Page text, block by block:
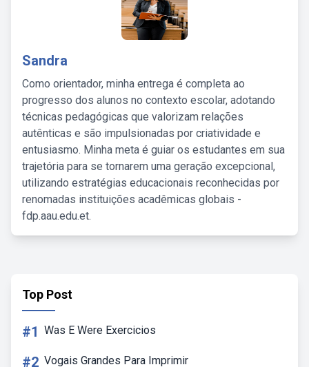
Sandra
Como orientador, minha entrega é completa ao
progresso dos alunos no contexto escolar, adotando
técnicas pedagógicas que valorizam relações
autênticas e são impulsionadas por criatividade e
entusiasmo. Minha meta é guiar os estudantes em sua
trajetória para se tornarem uma geração excepcional,
utilizando estratégias educacionais reconhecidas por
renomadas instituições acadêmicas globais -
fdp.aau.edu.et.
Top Post
#1 Was E Were Exercicios
#2 Vogais Grandes Para Imprimir